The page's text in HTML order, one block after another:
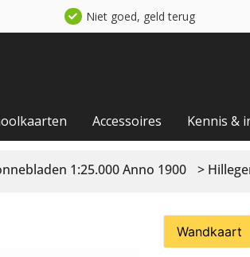
Niet goed, geld terug
Accessoires Kennis &
1:25.000 Anno 1900 >
Wandkaart